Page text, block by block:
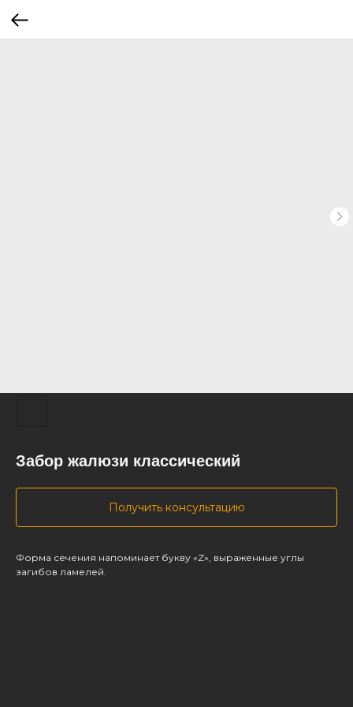
Забор жалюзи классический
Получить консультацию
Форма сечения напоминает букву «Z», выраженные углы
загибов ламелей.